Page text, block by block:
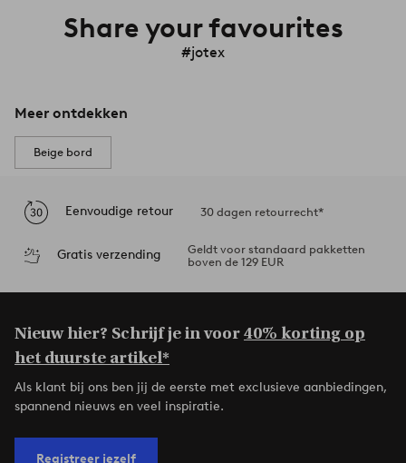
Share your favourites
#jotex
Meer ontdekken
Beige bord
Eenvoudige retour 30 dagen retourrecht*
Gratis verzending
Geldt voor standaard pakketten
boven de 129 EUR
Nieuw hier? Schrijf je in voor40% korting op
het duurste artikel*
Als klant bij ons ben jij de eerste met exclusieve aanbiedingen,
spannend nieuws en veel inspiratie.
Registreer jezelf